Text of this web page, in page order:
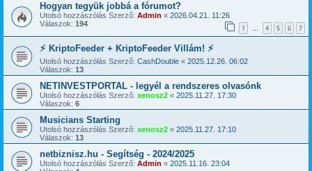
Hogyan tegyük jobbá a fórumot?
Utolsó hozzászólás Szerző: Admin « 2026.04.21. 11:26
Válaszok: 194 1 … 4 5 6 7
⚡ KriptoFeeder + KriptoFeeder Villám! ⚡
Utolsó hozzászólás Szerző: CashDouble « 2025.12.26. 06:02
Válaszok: 13
NETINVESTPORTAL - legyél a rendszeres olvasónk
Utolsó hozzászólás Szerző: xenosz2 « 2025.11.27. 17:30
Válaszok: 6
Musicians Starting
Utolsó hozzászólás Szerző: xenosz2 « 2025.11.27. 17:10
Válaszok: 13
netbiznisz.hu - Segítség - 2024/2025
Utolsó hozzászólás Szerző: Admin « 2025.11.16. 23:04